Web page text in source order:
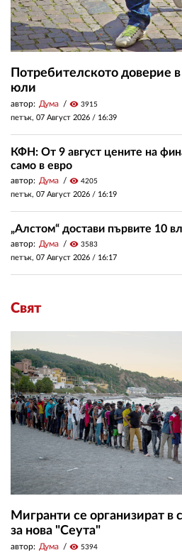
Потребителското доверие
юли
автор: Дума visibility 3915
петък, 07 Август 2026 / 16:39
КФН: От 9 август цените на
само в евро
автор: Дума visibility 4205
петък, 07 Август 2026 / 16:19
„Алстом“ достави първите 10
автор: Дума visibility 3583
петък, 07 Август 2026 / 16:17
Свят
Мигранти се организират
за нова "Сеута"
автор: Дума visibility 5394